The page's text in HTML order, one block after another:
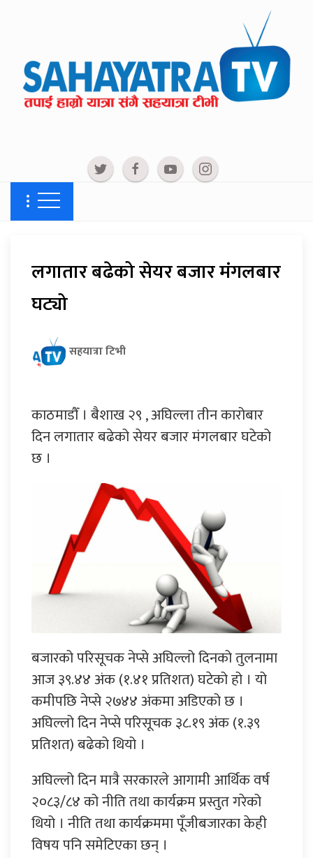
लगातार बढेको सेयर बजार मंगलबार
घट्यो
सहयात्रा टिभी
काठमाडौँ । बैशाख २९ , अघिल्ला तीन कारोबार
दिन लगातार बढेको सेयर बजार मंगलबार घटेको
छ ।
बजारको परिसूचक नेप्से अघिल्लो दिनको तुलनामा
आज ३९.४४ अंक (१.४१ प्रतिशत) घटेको हो । यो
कमीपछि नेप्से २७४४ अंकमा अडिएको छ ।
अघिल्लो दिन नेप्से परिसूचक ३८.१९ अंक (१.३९
प्रतिशत) बढेको थियो ।
अघिल्लो दिन मात्रै सरकारले आगामी आर्थिक वर्ष
२०८३/८४ को नीति तथा कार्यक्रम प्रस्तुत गरेको
थियो । नीति तथा कार्यक्रममा पूँजीबजारका केही
विषय पनि समेटिएका छन् ।